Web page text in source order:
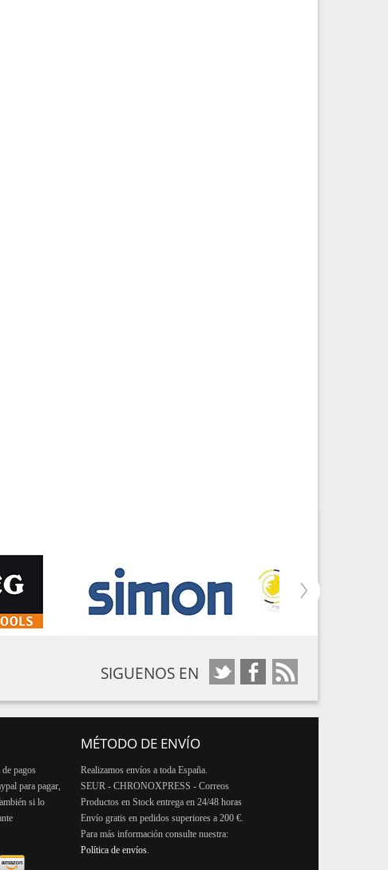
SIGUENOS EN
pagos
para pagar,
si lo
MÉTODO DE ENVÍO
Realizamos envíos a toda España.
SEUR - CHRONOXPRESS - Correos
Productos en Stock entrega en 24/48 horas
Envío gratis en pedidos superiores a 200 €.
Para más información consulte nuestra:
Política de envíos.